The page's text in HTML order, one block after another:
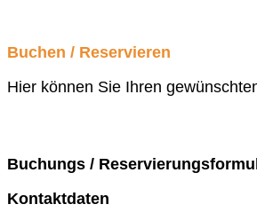
Buchen / Reservieren
Hier können Sie Ihren
Buchungs /
Kontaktdaten